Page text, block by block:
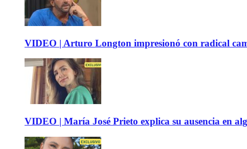
VIDEO | Arturo Longton impresionó con radical
VIDEO | María José Prieto explica su ausencia en